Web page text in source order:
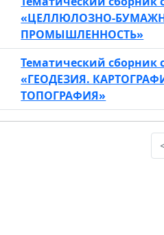
«ЦЕЛЛЮЛОЗНО-
ПРОМЫШЛЕННОСТЬ»
Тематический сборник
«ГЕОДЕЗИЯ.
ТОПОГРАФИЯ»